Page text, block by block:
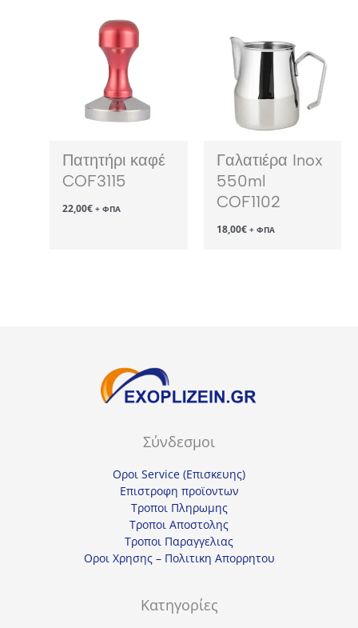
Πατητήρι καφέ
COF3115
22,00€ + ΦΠΑ
Γαλατιέρα Inox
550ml
COF1102
18,00€ + ΦΠΑ
Σύνδεσμοι
Οροι Service (Επισκευης)
Επιστροφη προϊοντων
Τροποι Πληρωμης
Τροποι Αποστολης
Τροποι Παραγγελιας
Οροι Χρησης – Πολιτικη Απορρητου
Κατηγορίες